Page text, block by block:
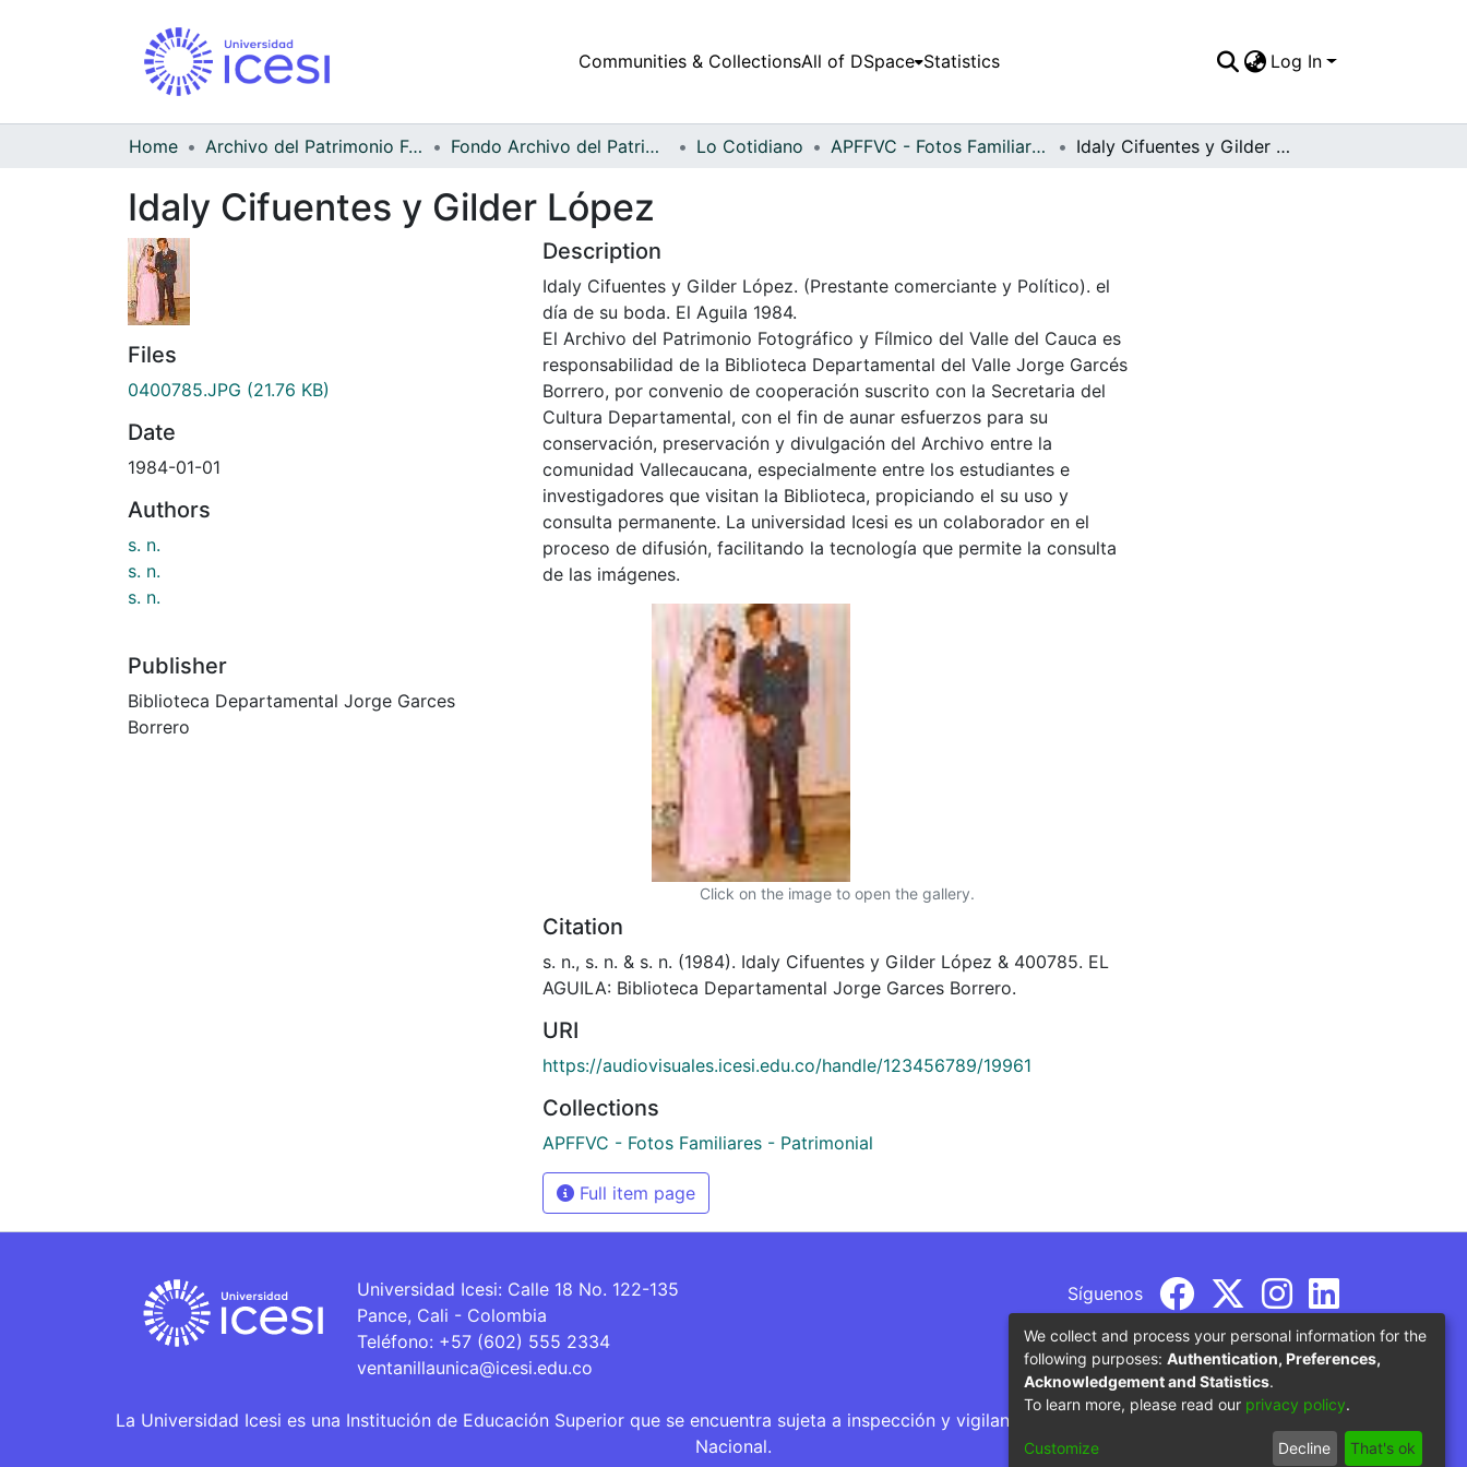
Communities & CollectionsAll of DSpace Statistics Log In
Home Archivo del Patrimonio Fotográfico y Fílmico del Valle del Cauca Fondo Archivo del Patrimonio Fotográfico y Fílmico del Valle del Cauca Lo Cotidiano APFFVC - Fotos Familiares - Patrimonial Idaly Cifuentes y Gilder López
Idaly Cifuentes y Gilder López
Files
0400785.JPG (21.76 KB)
Date
1984-01-01
Authors
s. n.
s. n.
s. n.
Publisher
Biblioteca Departamental Jorge Garces
Borrero
Description
Idaly Cifuentes y Gilder López. (Prestante comerciante y Político). el
día de su boda. El Aguila 1984.
El Archivo del Patrimonio Fotográfico y Fílmico del Valle del Cauca es
responsabilidad de la Biblioteca Departamental del Valle Jorge Garcés
Borrero, por convenio de cooperación suscrito con la Secretaria del
Cultura Departamental, con el fin de aunar esfuerzos para su
conservación, preservación y divulgación del Archivo entre la
comunidad Vallecaucana, especialmente entre los estudiantes e
investigadores que visitan la Biblioteca, propiciando el su uso y
consulta permanente. La universidad Icesi es un colaborador en el
proceso de difusión, facilitando la tecnología que permite la consulta
de las imágenes.
Click on the image to open the gallery.
Citation
s. n., s. n. & s. n. (1984). Idaly Cifuentes y Gilder López & 400785. EL
AGUILA: Biblioteca Departamental Jorge Garces Borrero.
URI
https://audiovisuales.icesi.edu.co/handle/123456789/19961
Collections
APFFVC - Fotos Familiares - Patrimonial
Full item page
Universidad Icesi: Calle 18 No. 122-135
Pance, Cali - Colombia
Teléfono: +57 (602) 555 2334
ventanillaunica@icesi.edu.co
Síguenos
La Universidad Icesi es una Institución de Educación Superior que se encuentra sujeta a inspección y vigilancia por parte del Ministerio de Educación
Nacional.
We collect and process your personal information for the
following purposes: Authentication, Preferences,
Acknowledgement and Statistics.
To learn more, please read our privacy policy.
Customize Decline That's ok